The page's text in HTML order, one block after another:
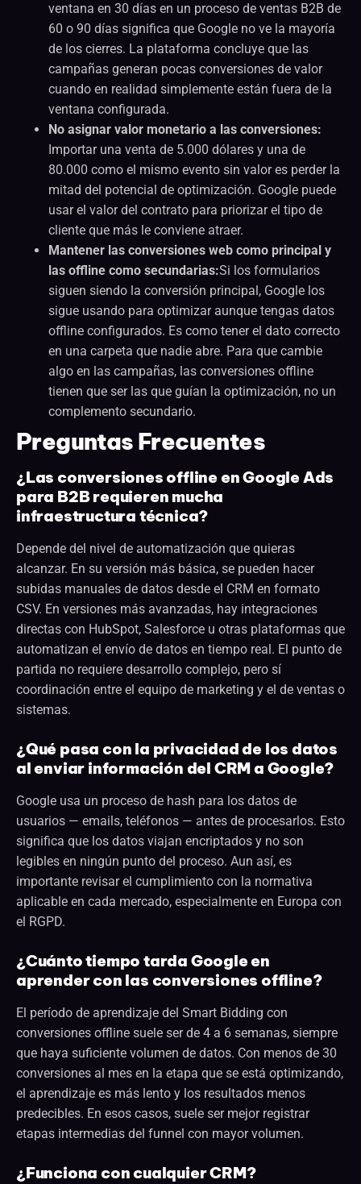
ventana en 30 días en un proceso de ventas B2B de
60 o 90 días significa que Google no ve la mayoría
de los cierres. La plataforma concluye que las
campañas generan pocas conversiones de valor
cuando en realidad simplemente están fuera de la
ventana configurada.
No asignar valor monetario a las conversiones:
Importar una venta de 5.000 dólares y una de
80.000 como el mismo evento sin valor es perder la
mitad del potencial de optimización. Google puede
usar el valor del contrato para priorizar el tipo de
cliente que más le conviene atraer.
Mantener las conversiones web como principal y
las offline como secundarias:Si los formularios
siguen siendo la conversión principal, Google los
sigue usando para optimizar aunque tengas datos
offline configurados. Es como tener el dato correcto
en una carpeta que nadie abre. Para que cambie
algo en las campañas, las conversiones offline
tienen que ser las que guían la optimización, no un
complemento secundario.
Preguntas Frecuentes
¿Las conversiones offline en Google Ads
para B2B requieren mucha
infraestructura técnica?
Depende del nivel de automatización que quieras
alcanzar. En su versión más básica, se pueden hacer
subidas manuales de datos desde el CRM en formato
CSV. En versiones más avanzadas, hay integraciones
directas con HubSpot, Salesforce u otras plataformas que
automatizan el envío de datos en tiempo real. El punto de
partida no requiere desarrollo complejo, pero sí
coordinación entre el equipo de marketing y el de ventas o
sistemas.
¿Qué pasa con la privacidad de los datos
al enviar información del CRM a Google?
Google usa un proceso de hash para los datos de
usuarios — emails, teléfonos — antes de procesarlos. Esto
significa que los datos viajan encriptados y no son
legibles en ningún punto del proceso. Aun así, es
importante revisar el cumplimiento con la normativa
aplicable en cada mercado, especialmente en Europa con
el RGPD.
¿Cuánto tiempo tarda Google en
aprender con las conversiones offline?
El período de aprendizaje del Smart Bidding con
conversiones offline suele ser de 4 a 6 semanas, siempre
que haya suficiente volumen de datos. Con menos de 30
conversiones al mes en la etapa que se está optimizando,
el aprendizaje es más lento y los resultados menos
predecibles. En esos casos, suele ser mejor registrar
etapas intermedias del funnel con mayor volumen.
¿Funciona con cualquier CRM?